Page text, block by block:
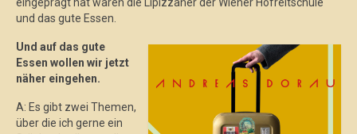
eingeprägt hat waren die Lipizzaner der Wiener Hofreitschule
und das gute Essen.
Und auf das gute
Essen wollen wir jetzt
näher eingehen.
A: Es gibt zwei Themen,
über die ich gerne ein